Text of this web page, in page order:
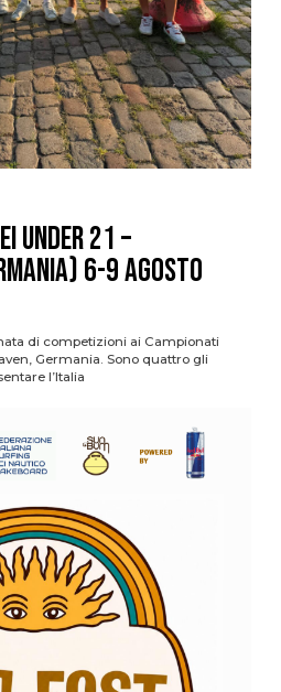
Under 21 –
6-9 agosto
di competizioni ai Campionati
Germania. Sono quattro gli
l’Italia